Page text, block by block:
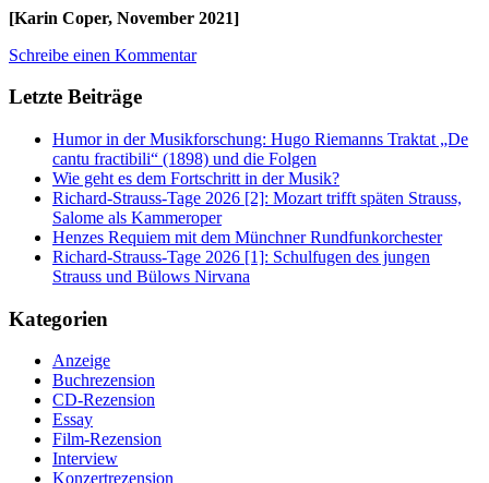
[Karin Coper, November 2021]
Schreibe einen Kommentar
Letzte Beiträge
Humor in der Musikforschung: Hugo Riemanns Traktat „De
cantu fractibili“ (1898) und die Folgen
Wie geht es dem Fortschritt in der Musik?
Richard-Strauss-Tage 2026 [2]: Mozart trifft späten Strauss,
Salome als Kammeroper
Henzes Requiem mit dem Münchner Rundfunkorchester
Richard-Strauss-Tage 2026 [1]: Schulfugen des jungen
Strauss und Bülows Nirvana
Kategorien
Anzeige
Buchrezension
CD-Rezension
Essay
Film-Rezension
Interview
Konzertrezension